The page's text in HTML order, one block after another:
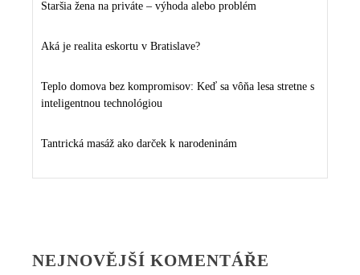
Staršia žena na priváte – výhoda alebo problém
Aká je realita eskortu v Bratislave?
Teplo domova bez kompromisov: Keď sa vôňa lesa stretne s
inteligentnou technológiou
Tantrická masáž ako darček k narodeninám
NEJNOVĚJŠÍ KOMENTÁŘE